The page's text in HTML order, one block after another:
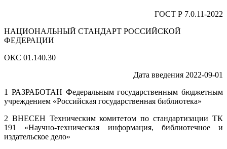
ГОСТ Р 7.0.11-2022
НАЦИОНАЛЬНЫЙ СТАНДАРТ РОССИЙСКОЙ
ФЕДЕРАЦИИ
ОКС 01.140.30
Дата введения 2022-09-01
1 РАЗРАБОТАН Федеральным государственным бюджетным
учреждением «Российская государственная библиотека»
2 ВНЕСЕН Техническим комитетом по стандартизации ТК
191 «Научно-техническая информация, библиотечное и
издательское дело»